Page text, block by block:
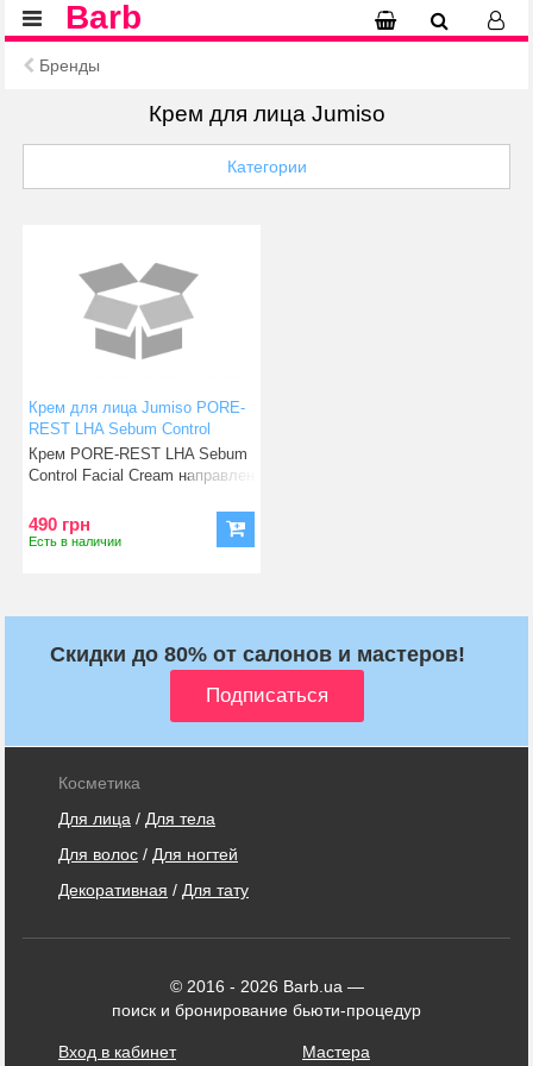
Barb
Бренды
Крем для лица Jumiso
Категории
Крем для лица Jumiso PORE-
REST LHA Sebum Control
Facial Cream, 50 мл (8842)
Крем PORE-REST LHA Sebum
Control Facial Cream направлен
490 грн
Есть в наличии
Скидки до 80% от салонов и мастеров!
Косметика
Для лица / Для тела
Для волос / Для ногтей
Декоративная / Для тату
© 2016 - 2026 Barb.ua —
поиск и бронирование бьюти-процедур
Вход в кабинет Мастера